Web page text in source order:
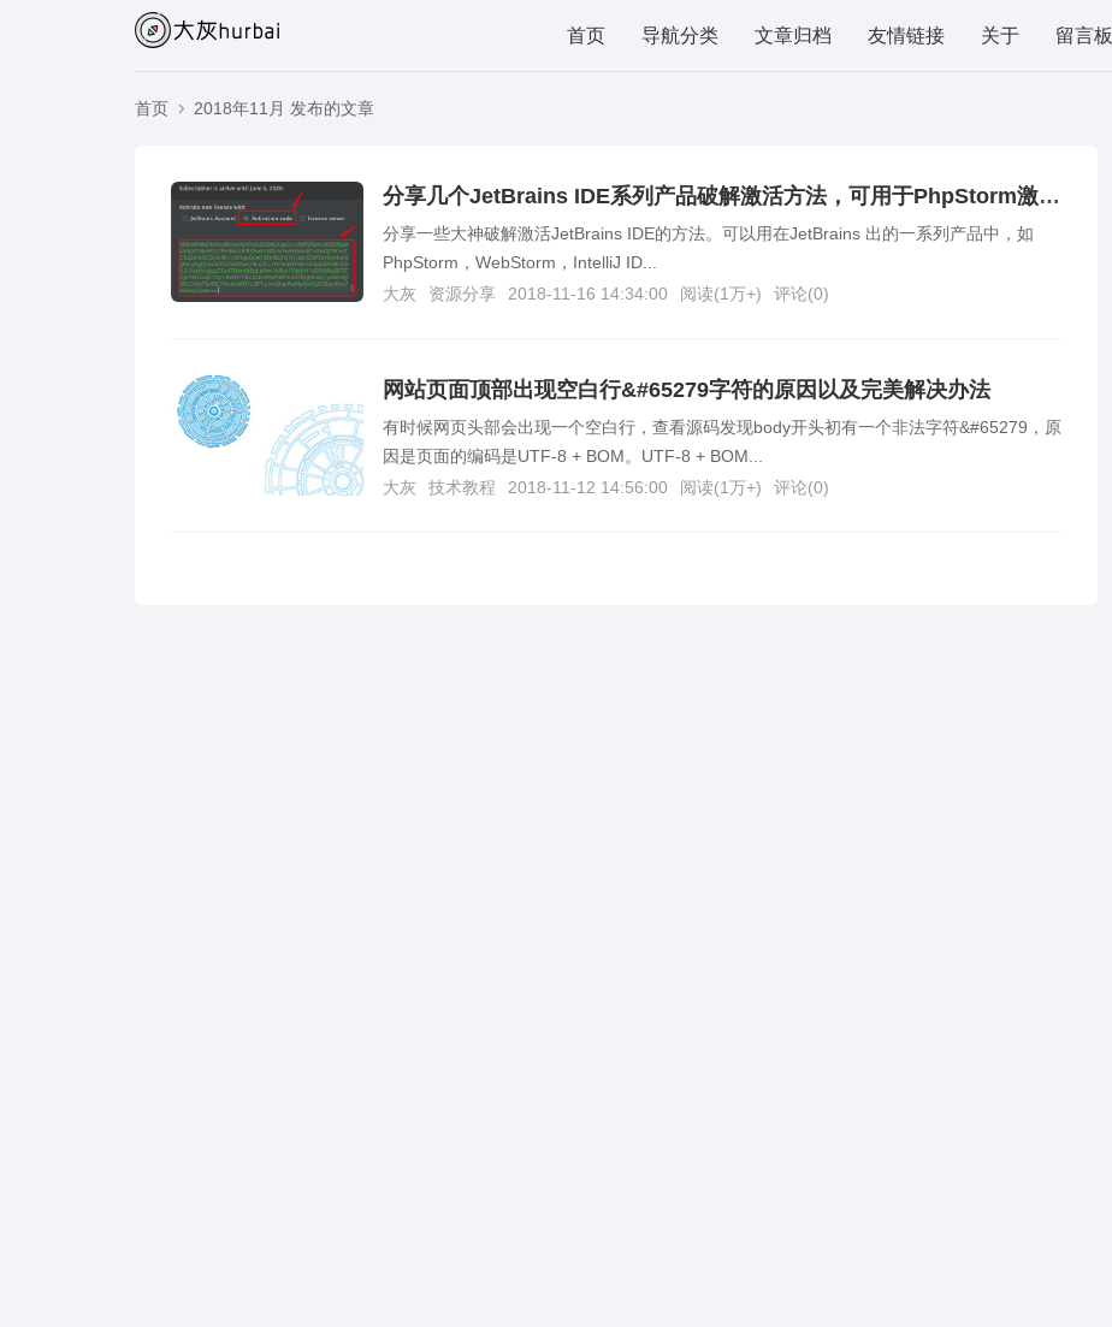
首页 导航分类 文章归档 友情链接 关于 留言板
首页 2018年11月 发布的文章
分享几个JetBrains IDE系列产品破解激活方法，可用于PhpStorm激活/WebStorm激活等
分享一些大神破解激活JetBrains IDE的方法。可以用在JetBrains 出的一系列产品中，如
PhpStorm，WebStorm，IntelliJ ID...
大灰
资源分享 2018-11-16 14:34:00 阅读(1万+) 评论(0)
网站页面顶部出现空白行& #65279字符的原因以及完美解决办法
有时候网页头部会出现一个空白行，查看源码发现body开头初有一个非法字符&#65279，原
因是页面的编码是UTF-8 + BOM。UTF-8 + BOM...
大灰
技术教程 2018-11-12 14:56:00 阅读(1万+) 评论(0)